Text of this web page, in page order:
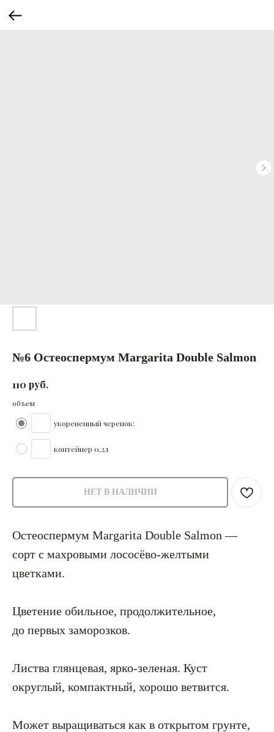
№6 Остеоспермум Margarita Double Salmon
110 руб.
объем
укорененный черенок:
контейнер 0,2л
НЕТ В НАЛИЧИИ
Остеоспермум Margarita Double Salmon —
сорт с махровыми лососёво-желтыми
цветками.
Цветение обильное, продолжительное,
до первых заморозков.
Листва глянцевая, ярко-зеленая. Куст
округлый, компактный, хорошо ветвится.
Может выращиваться как в открытом грунте,